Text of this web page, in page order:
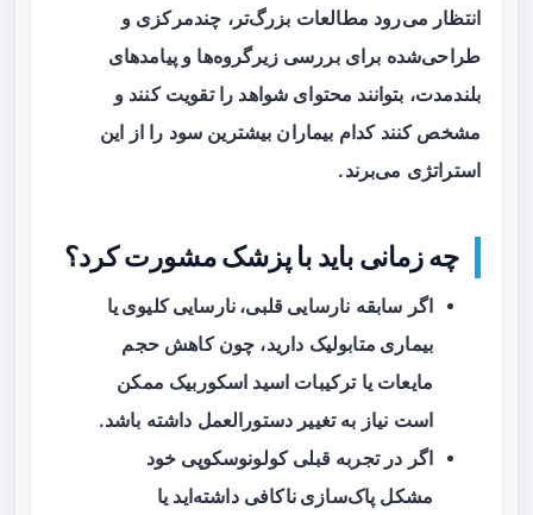
انتظار می‌رود مطالعات بزرگ‌تر، چندمرکزی و
طراحی‌شده برای بررسی زیرگروه‌ها و پیامدهای
بلندمدت، بتوانند محتوای شواهد را تقویت کنند و
مشخص کنند کدام بیماران بیشترین سود را از این
استراتژی می‌برند.
چه زمانی باید با پزشک مشورت کرد؟
اگر سابقه نارسایی قلبی، نارسایی کلیوی یا
بیماری متابولیک دارید، چون کاهش حجم
مایعات یا ترکیبات اسید اسکوربیک ممکن
است نیاز به تغییر دستورالعمل داشته باشد.
اگر در تجربه قبلی کولونوسکوپی خود
مشکل پاک‌سازی ناکافی داشته‌اید یا